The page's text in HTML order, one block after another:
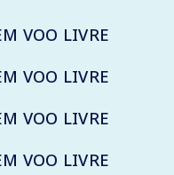
VOO LIVRE
VOO LIVRE
VOO LIVRE
VOO LIVRE